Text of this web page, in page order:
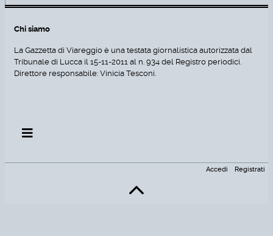
Chi siamo
La Gazzetta di Viareggio è una testata giornalistica autorizzata dal
Tribunale di Lucca il 15-11-2011 al n. 934 del Registro periodici.
Direttore responsabile: Vinicia Tesconi.
Accedi Registrati